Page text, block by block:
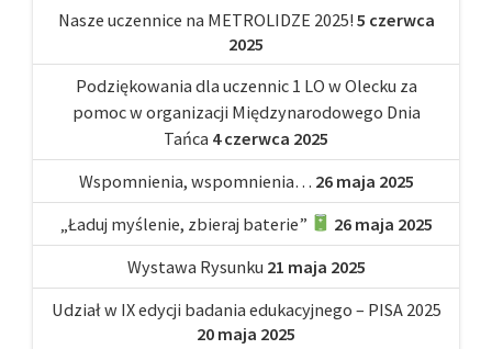
Nasze uczennice na METROLIDZE 2025! 5 czerwca
2025
Podziękowania dla uczennic 1 LO w Olecku za
pomoc w organizacji Międzynarodowego Dnia
Tańca 4 czerwca 2025
Wspomnienia, wspomnienia… 26 maja 2025
„Ładuj myślenie, zbieraj baterie”
26 maja 2025
Wystawa Rysunku 21 maja 2025
Udział w IX edycji badania edukacyjnego – PISA 2025
20 maja 2025